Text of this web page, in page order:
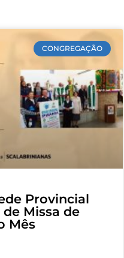
CONGREGAÇÃO
Provincial
Missa de
Mês